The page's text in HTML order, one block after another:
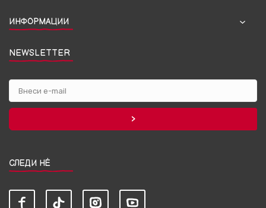
ИНФОРМАЦИИ
NEWSLETTER
СЛЕДИ НЀ